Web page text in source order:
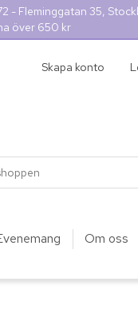
- Fleminggatan 35,
över 650 kr
Skapa konto
Om oss